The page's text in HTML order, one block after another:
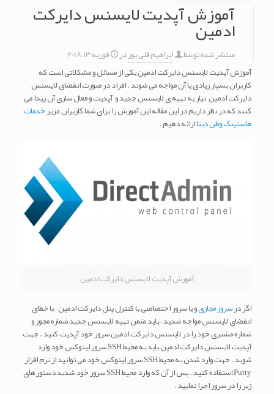
آموزش آپدیت لایسنس دایرکت
ادمین
منتشر شده توسط ابراهیم قلی پوردر
فوریه 13, 2018
آموزش آپدیت لایسنس دایرکت ادمین یکی از مسائل و مشکلاتی است که
کاربران بسیار زیادی با آن مواجه می شوند . افراد در صورت انقضای لایسنس
دایرکت ادمین نیاز به تهیه ی لایسنس جدید و آپدیت و فعال سازی آن پیدا می
کنند که در نظر داریم در این مقاله این آموزش را برای شما کاربران عزیزخدمات
هاستینگ وطن دیتاارائه دهیم .
آموزش آپدیت لایسنس دایرکت ادمین
اگر درسرور مجازیو یا سرور اختصاصی با کنترل پنل دایرکت ادمین ، با خطای
انقضای لایسنس مواجه شدید ، باید ضمن تهیه لایسنس جدید شماره مجوز و
شماره مشتری خود را در لایسنس دایرکت ادمین سرور خود آپدیت کنید . جهت
آپدیت لایسنس دایرکت ادمین باید به محیط SSH سرور لینوکس خود وارد
شوید . جهت وارد شدن به محیط SSH سرور لینوکس خود می توانید از نرم افزار
Putty استفاده کنید . پس از آن که وارد محیط SSH سرور خود شدید دستور های
زیر را در سرور اجرا نمایید .